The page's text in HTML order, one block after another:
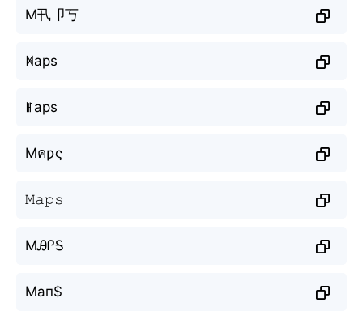
M卂卩丂
ꁒaps
ꂵaps
Mคƿς
𝙼𝚊𝚙𝚜
MᎯᎵᎦ
Мап$